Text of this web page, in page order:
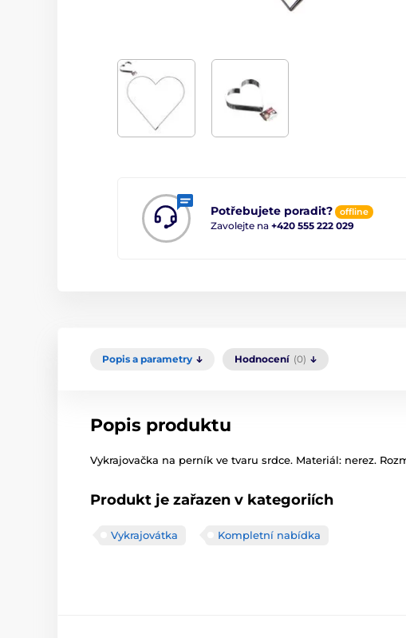
Potřebujete poradit? offline
Zavolejte na +420 555 222 029
Popis a parametry Hodnocení (0)
Popis produktu
Vykrajovačka na perník ve tvaru srdce. Materiál: nerez.
Produkt je zařazen v kategoriích
Vykrajovátka Kompletní nabídka